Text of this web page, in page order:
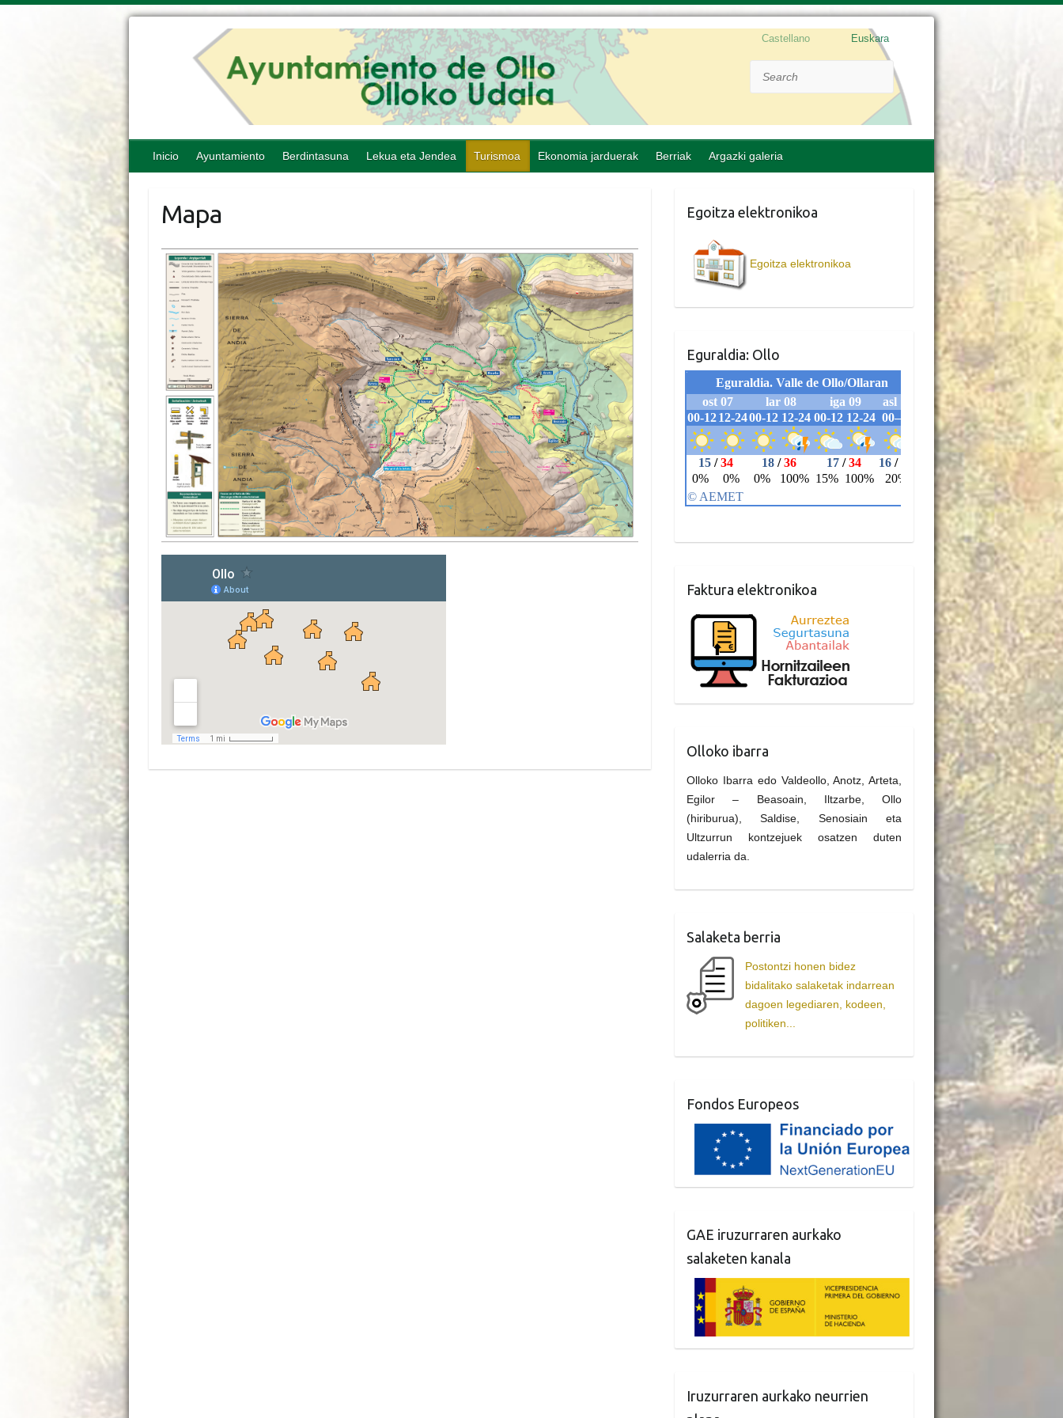
Castellano Euskara
Inicio Ayuntamiento Berdintasuna Lekua eta Jendea Turismoa Ekonomia jarduerak Berriak Argazki galeria
Mapa Egoitza elektronikoa
Egoitza elektronikoa
Eguraldia: Ollo
Faktura elektronikoa
Olloko ibarra
Olloko Ibarra edo Valdeollo, Anotz, Arteta,
Egilor – Beasoain, Iltzarbe, Ollo
(hiriburua), Saldise, Senosiain eta
Ultzurrun kontzejuek osatzen duten
udalerria da.
Salaketa berria
Postontzi honen bidez
bidalitako salaketak indarrean
dagoen legediaren, kodeen,
politiken...
Fondos Europeos
GAE iruzurraren aurkako
salaketen kanala
Iruzurraren aurkako neurrien